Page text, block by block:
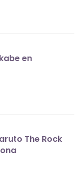
en
The Rock